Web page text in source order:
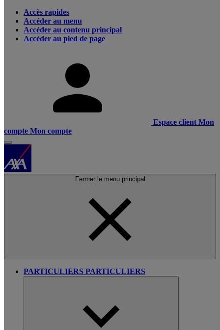
Accès rapides
Accéder au menu
Accéder au contenu principal
Accéder au pied de page
Espace client Mon
compte Mon compte
Fermer le menu principal
PARTICULIERS PARTICULIERS